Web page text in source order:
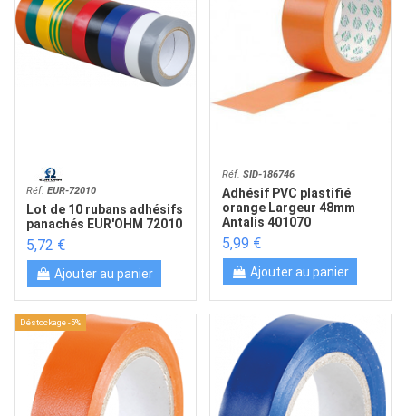
Réf.EUR-72010
Lot de 10 rubans adhésifs
panachés EUR'OHM 72010
5,72 €
Ajouter au panier
Réf.SID-186746
Adhésif PVC plastifié
orange Largeur 48mm
Antalis 401070
5,99 €
Ajouter au panier
Déstockage -5%